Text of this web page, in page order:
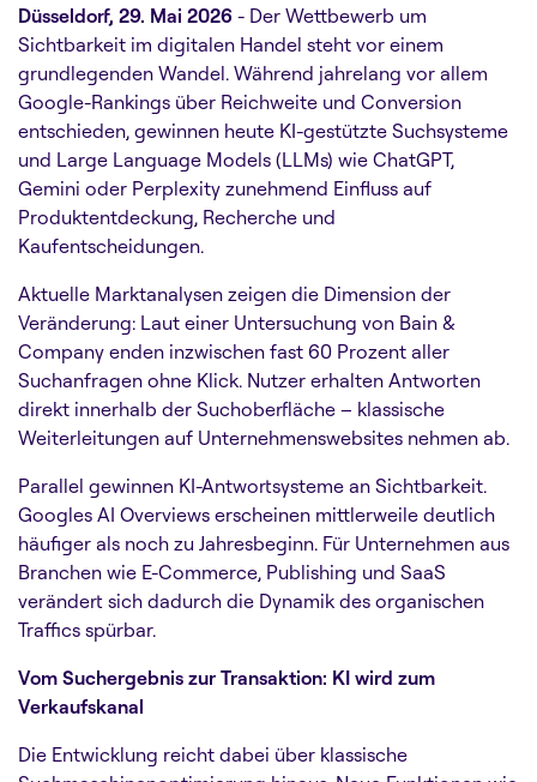
Düsseldorf, 29. Mai 2026 - Der Wettbewerb um
Sichtbarkeit im digitalen Handel steht vor einem
grundlegenden Wandel. Während jahrelang vor allem
Google-Rankings über Reichweite und Conversion
entschieden, gewinnen heute KI-gestützte Suchsysteme
und Large Language Models (LLMs) wie ChatGPT,
Gemini oder Perplexity zunehmend Einfluss auf
Produktentdeckung, Recherche und
Kaufentscheidungen.
Aktuelle Marktanalysen zeigen die Dimension der
Veränderung: Laut einer Untersuchung von Bain &
Company enden inzwischen fast 60 Prozent aller
Suchanfragen ohne Klick. Nutzer erhalten Antworten
direkt innerhalb der Suchoberfläche – klassische
Weiterleitungen auf Unternehmenswebsites nehmen ab.
Parallel gewinnen KI-Antwortsysteme an Sichtbarkeit.
Googles AI Overviews erscheinen mittlerweile deutlich
häufiger als noch zu Jahresbeginn. Für Unternehmen aus
Branchen wie E-Commerce, Publishing und SaaS
verändert sich dadurch die Dynamik des organischen
Traffics spürbar.
Vom Suchergebnis zur Transaktion: KI wird zum
Verkaufskanal
Die Entwicklung reicht dabei über klassische